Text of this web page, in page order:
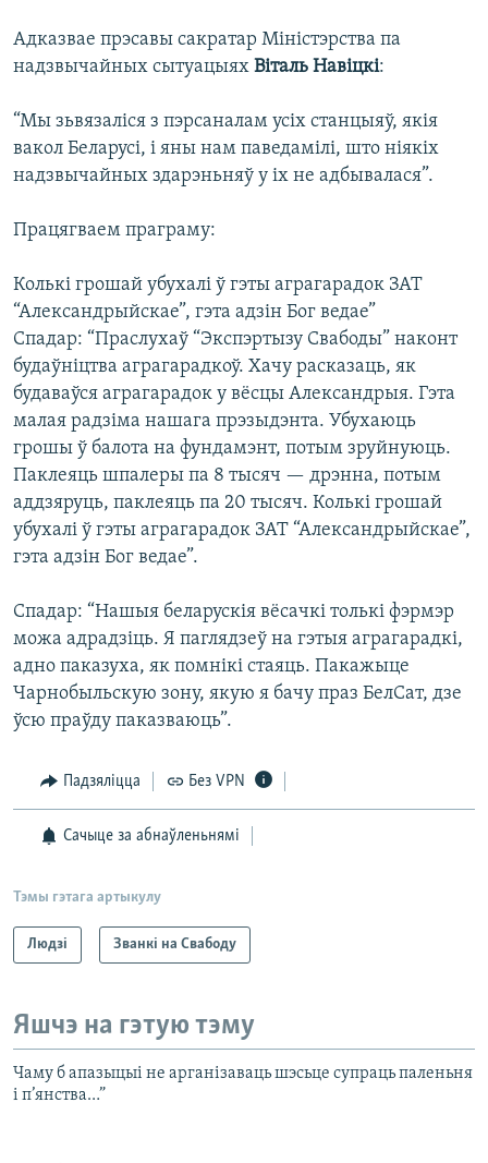
Адказвае прэсавы сакратар Міністэрства па
надзвычайных сытуацыях Віталь Навіцкі:
“Мы зьвязаліся з пэрсаналам усіх станцыяў, якія
вакол Беларусі, і яны нам паведамілі, што ніякіх
надзвычайных здарэньняў у іх не адбывалася”.
Працягваем праграму:
Колькі грошай убухалі ў гэты аграгарадок ЗАТ
“Александрыйскае”, гэта адзін Бог ведае”
Спадар: “Праслухаў “Экспэртызу Свабоды” наконт
будаўніцтва аграгарадкоў. Хачу расказаць, як
будаваўся аграгарадок у вёсцы Александрыя. Гэта
малая радзіма нашага прэзыдэнта. Убухаюць
грошы ў балота на фундамэнт, потым зруйнуюць.
Паклеяць шпалеры па 8 тысяч — дрэнна, потым
аддзяруць, паклеяць па 20 тысяч. Колькі грошай
убухалі ў гэты аграгарадок ЗАТ “Александрыйскае”,
гэта адзін Бог ведае”.
Спадар: “Нашыя беларускія вёсачкі толькі фэрмэр
можа адрадзіць. Я паглядзеў на гэтыя аграгарадкі,
адно паказуха, як помнікі стаяць. Пакажыце
Чарнобыльскую зону, якую я бачу праз БелСат, дзе
ўсю праўду паказваюць”.
Падзяліцца Без VPN
Сачыце за абнаўленьнямі
Тэмы гэтага артыкулу
Людзі Званкі на Свабоду
Яшчэ на гэтую тэму
Чаму б апазыцыі не арганізаваць шэсьце супраць паленьня
і п’янства…”